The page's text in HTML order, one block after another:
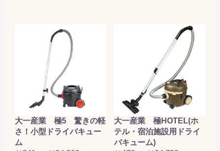
大一産業 極5 驚きの軽
さ！小型ドライバキュー
ム
大一産業 極HOTEL(ホ
テル・宿泊施設用ドライ
バキューム)